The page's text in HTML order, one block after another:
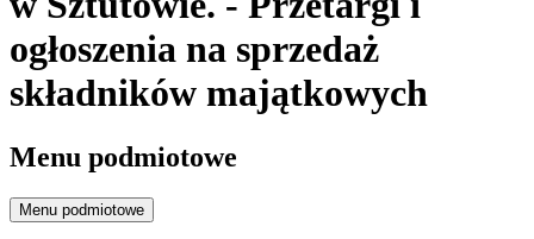
ogłoszenia na sprzedaż
składników majątkowych
Menu podmiotowe
Menu podmiotowe